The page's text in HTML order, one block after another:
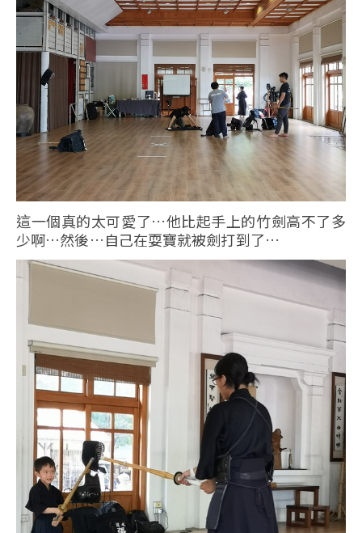
這一個真的太可愛了…他比起手上的竹劍高不了多
少啊…然後…自己在耍寶就被劍打到了…